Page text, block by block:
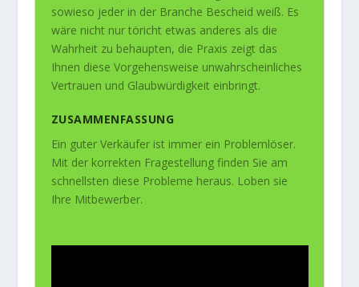
sowieso jeder in der Branche Bescheid weiß. Es
wäre nicht nur töricht etwas anderes als die
Wahrheit zu behaupten, die Praxis zeigt das
Ihnen diese Vorgehensweise unwahrscheinliches
Vertrauen und Glaubwürdigkeit einbringt.
ZUSAMMENFASSUNG
Ein guter Verkäufer ist immer ein Problemlöser.
Mit der korrekten Fragestellung finden Sie am
schnellsten diese Probleme heraus. Loben sie
Ihre Mitbewerber.